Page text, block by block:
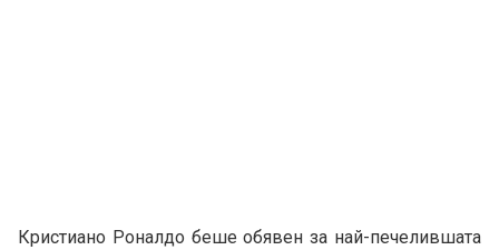
Кристиано Роналдо беше обявен за най-печелившата